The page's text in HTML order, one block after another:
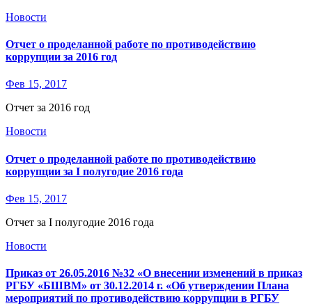
Новости
Отчет о проделанной работе по противодействию
коррупции за 2016 год
Фев 15, 2017
Отчет за 2016 год
Новости
Отчет о проделанной работе по противодействию
коррупции за I полугодие 2016 года
Фев 15, 2017
Отчет за I полугодие 2016 года
Новости
Приказ от 26.05.2016 №32 «О внесении изменений в приказ
РГБУ «БШВМ» от 30.12.2014 г. «Об утверждении Плана
мероприятий по противодействию коррупции в РГБУ